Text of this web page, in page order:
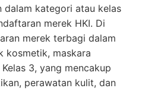
dalam kategori atau kelas
merek HKI. Di
merek terbagi dalam
kosmetik, maskara
3, yang mencakup
perawatan kulit, dan